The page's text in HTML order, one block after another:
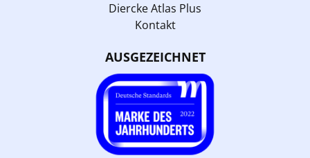
Diercke Atlas Plus
Kontakt
AUSGEZEICHNET